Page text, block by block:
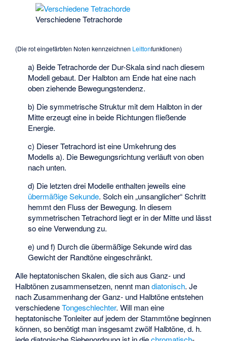
Verschiedene Tetrachorde
(Die rot eingefärbten Noten kennzeichnen Leittonfunktionen)
a) Beide Tetrachorde der Dur-Skala sind nach diesem
Modell gebaut. Der Halbton am Ende hat eine nach
oben ziehende Bewegungstendenz.
b) Die symmetrische Struktur mit dem Halbton in der
Mitte erzeugt eine in beide Richtungen fließende
Energie.
c) Dieser Tetrachord ist eine Umkehrung des
Modells a). Die Bewegungsrichtung verläuft von oben
nach unten.
d) Die letzten drei Modelle enthalten jeweils eine
übermäßige Sekunde. Solch ein „unsanglicher“ Schritt
hemmt den Fluss der Bewegung. In diesem
symmetrischen Tetrachord liegt er in der Mitte und lässt
so eine Verwendung zu.
e) und f) Durch die übermäßige Sekunde wird das
Gewicht der Randtöne eingeschränkt.
Alle heptatonischen Skalen, die sich aus Ganz- und
Halbtönen zusammensetzen, nennt mandiatonisch. Je
nach Zusammenhang der Ganz- und Halbtöne entstehen
verschiedeneTongeschlechter. Will man eine
heptatonische Tonleiter auf jedem der Stammtöne beginnen
können, so benötigt man insgesamt zwölf Halbtöne, d. h.